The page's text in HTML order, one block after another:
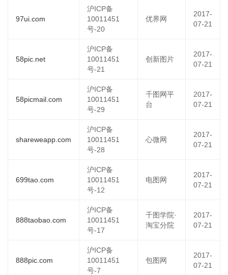
97ui.com
沪ICP备
10011451
号-20
优界网
2017-
07-21
58pic.net
沪ICP备
10011451
号-21
创新图片
2017-
07-21
58picmail.com
沪ICP备
10011451
号-29
千图网平
台
2017-
07-21
shareweapp.com
沪ICP备
10011451
号-28
心微网
2017-
07-21
699tao.com
沪ICP备
10011451
号-12
电图网
2017-
07-21
888taobao.com
沪ICP备
10011451
号-17
千图学院·
淘宝分院
2017-
07-21
888pic.com
沪ICP备
10011451
号-7
包图网
2017-
07-21